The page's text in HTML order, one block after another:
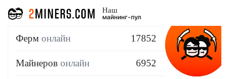
Наш
майнинг-пул
Ферм онлайн 17852
Майнеров онлайн 6952